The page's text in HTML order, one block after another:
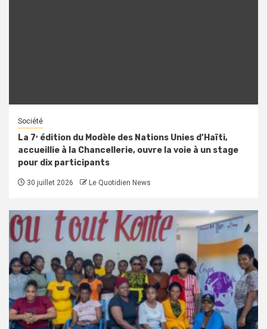
Société
La 7ᵉ édition du Modèle des Nations Unies d’Haïti,
accueillie à la Chancellerie, ouvre la voie à un stage
pour dix participants
30 juillet 2026 Le Quotidien News